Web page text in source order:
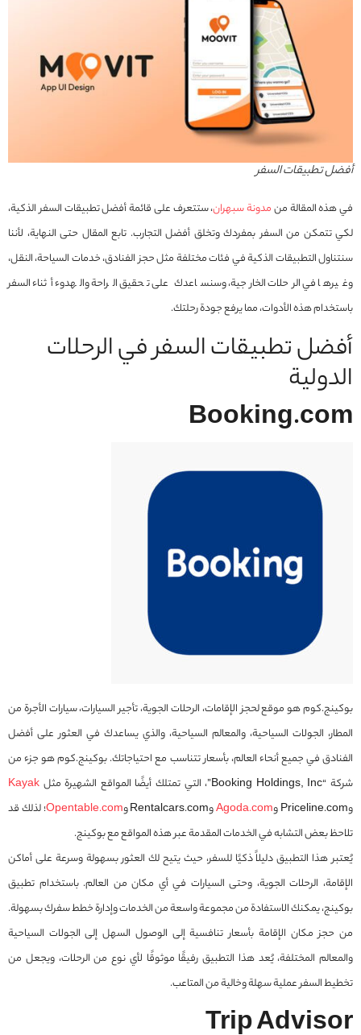
أفضل تطبيقات السفر
في هذه المقالة منمدونة سبهران، ستتعرف على قائمة أفضل تطبيقات السفر الذكية،
لكي تتمكن من السفر بمفردك وتخلق أفضل التجارب. تابع المقال حتى النهاية، لأننا
سنتناول التطبيقات الذكية في فئات مختلفة مثل حجز الفنادق، خدمات السياحة، النقل،
وغيرها في الرحلات الخارجية، وسنساعدك على تحقيق الراحة والهدوء أثناء السفر
باستخدام هذه الأدوات، مما يرفع جودة رحلتك.
أفضل تطبيقات السفر في الرحلات
الدولية
Booking.com
بوكينج.كوم هو موقع لحجز الإقامات، الرحلات الجوية، تأجير السيارات، سيارات الأجرة من
المطار، الجولات السياحية، والمعالم السياحية، والذي يساعدك في العثور على أفضل
الفنادق في جميع أنحاء العالم، بأسعار تتناسب مع احتياجاتك. بوكينج.كوم هو جزء من
شركة “Booking Holdings, Inc”، التي تمتلك أيضًا المواقع الشهيرة مثل
Kayak
وPriceline.com و
Agoda.comوRentalcars.com و Opentable.com؛ لذلك قد
تلاحظ بعض التشابه في الخدمات المقدمة عبر هذه المواقع مع بوكينج.
يُعتبر هذا التطبيق دليلاً ذكيًا للسفر، حيث يتيح لك العثور بسهولة وسرعة على أماكن
الإقامة، الرحلات الجوية، وحتى السيارات في أي مكان من العالم. باستخدام تطبيق
بوكينج، يمكنك الاستفادة من مجموعة واسعة من الخدمات وإدارة خطط سفرك بسهولة.
من حجز مكان الإقامة بأسعار تنافسية إلى الوصول السهل إلى الجولات السياحية
والمعالم المختلفة، يُعد هذا التطبيق رفيقًا موثوقًا لأي نوع من الرحلات، ويجعل من
تخطيط السفر عملية سهلة وخالية من المتاعب.
Trip Advisor